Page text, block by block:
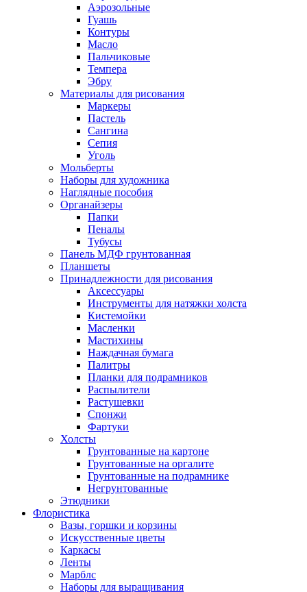
Аэрозольные
Гуашь
Контуры
Масло
Пальчиковые
Темпера
Эбру
Материалы для рисования
Маркеры
Пастель
Сангина
Сепия
Уголь
Мольберты
Наборы для художника
Наглядные пособия
Органайзеры
Папки
Пеналы
Тубусы
Панель МДФ грунтованная
Планшеты
Принадлежности для рисования
Аксессуары
Инструменты для натяжки холста
Кистемойки
Масленки
Мастихины
Наждачная бумага
Палитры
Планки для подрамников
Распылители
Растушевки
Спонжи
Фартуки
Холсты
Грунтованные на картоне
Грунтованные на оргалите
Грунтованные на подрамнике
Негрунтованные
Этюдники
Флористика
Вазы, горшки и корзины
Искусственные цветы
Каркасы
Ленты
Марблс
Наборы для выращивания